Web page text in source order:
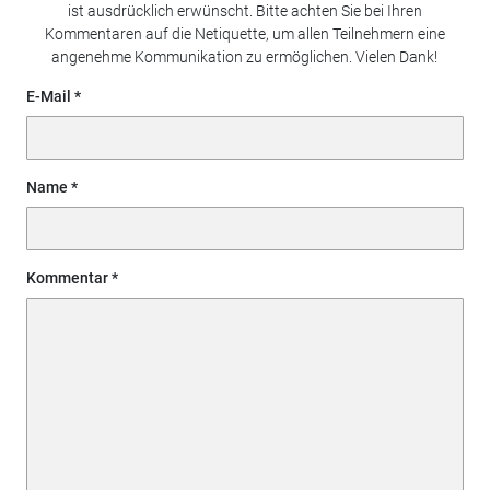
ist ausdrücklich erwünscht. Bitte achten Sie bei Ihren
Kommentaren auf die Netiquette, um allen Teilnehmern eine
angenehme Kommunikation zu ermöglichen. Vielen Dank!
E-Mail
Name
Kommentar